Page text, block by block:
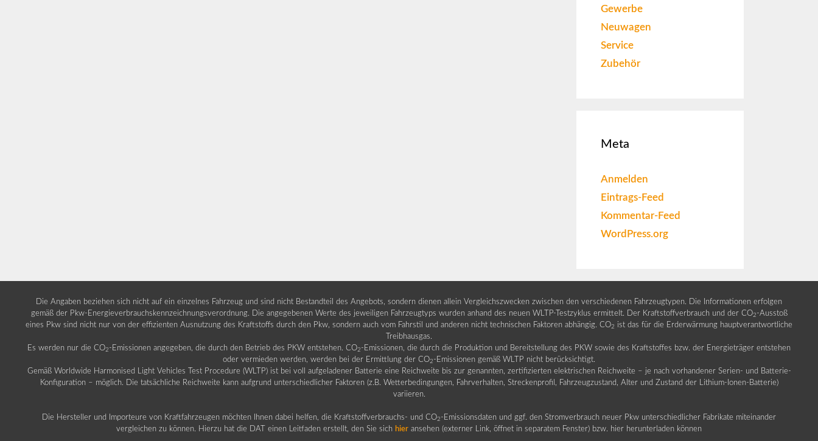
Gewerbe
Neuwagen
Service
Zubehör
Meta
Anmelden
Eintrags-Feed
Kommentar-Feed
WordPress.org
Die Angaben beziehen sich nicht auf ein einzelnes Fahrzeug und sind nicht Bestandteil des Angebots, sondern dienen allein Vergleichszwecken zwischen den verschiedenen Fahrzeugtypen. Die Informationen erfolgen
gemäß der Pkw-Energieverbrauchskennzeichnungsverordnung. Die angegebenen Werte des jeweiligen Fahrzeugtyps wurden anhand des neuen WLTP-Testzyklus ermittelt. Der Kraftstoffverbrauch und der CO2 -Ausstoß
eines Pkw sind nicht nur von der effizienten Ausnutzung des Kraftstoffs durch den Pkw, sondern auch vom Fahrstil und anderen nicht technischen Faktoren abhängig. CO2 ist das für die Erderwärmung hauptverantwortliche
Treibhausgas.
Es werden nur die CO2 -Emissionen angegeben, die durch den Betrieb des PKW entstehen. CO2 -Emissionen, die durch die Produktion und Bereitstellung des PKW sowie des Kraftstoffes bzw. der Energieträger entstehen
oder vermieden werden, werden bei der Ermittlung der CO2 -Emissionen gemäß WLTP nicht berücksichtigt.
Gemäß Worldwide Harmonised Light Vehicles Test Procedure (WLTP) ist bei voll aufgeladener Batterie eine Reichweite bis zur genannten, zertifizierten elektrischen Reichweite – je nach vorhandener Serien- und Batterie-
Konfiguration – möglich. Die tatsächliche Reichweite kann aufgrund unterschiedlicher Faktoren (z.B. Wetterbedingungen, Fahrverhalten, Streckenprofil, Fahrzeugzustand, Alter und Zustand der Lithium-Ionen-Batterie)
variieren.
Die Hersteller und Importeure von Kraftfahrzeugen möchten Ihnen dabei helfen, die Kraftstoffverbrauchs- und CO2 -Emissionsdaten und ggf. den Stromverbrauch neuer Pkw unterschiedlicher Fabrikate miteinander
vergleichen zu können. Hierzu hat die DAT einen Leitfaden erstellt, den Sie sich hier ansehen (externer Link, öffnet in separatem Fenster) bzw. hier herunterladen können